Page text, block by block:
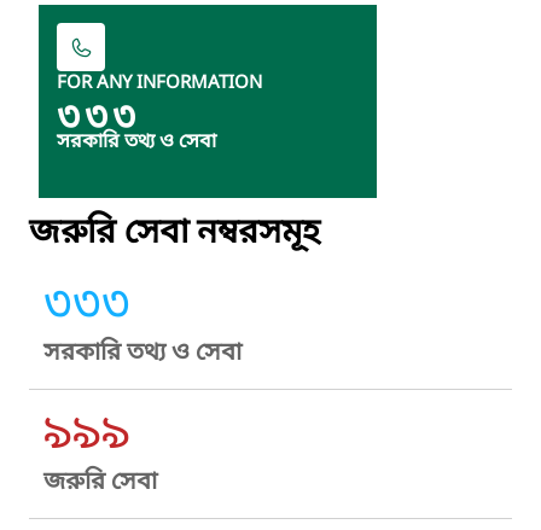
FOR ANY INFORMATION
৩৩৩
সরকারি তথ্য ও সেবা
জরুরি সেবা নম্বরসমূহ
৩৩৩
সরকারি তথ্য ও সেবা
৯৯৯
জরুরি সেবা